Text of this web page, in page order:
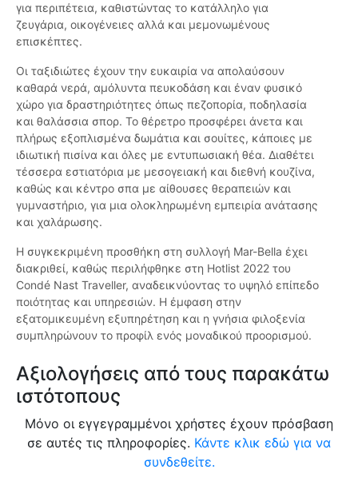
για περιπέτεια, καθιστώντας το κατάλληλο για
ζευγάρια, οικογένειες αλλά και μεμονωμένους
επισκέπτες.
Οι ταξιδιώτες έχουν την ευκαιρία να απολαύσουν
καθαρά νερά, αμόλυντα πευκοδάση και έναν φυσικό
χώρο για δραστηριότητες όπως πεζοπορία, ποδηλασία
και θαλάσσια σπορ. Το θέρετρο προσφέρει άνετα και
πλήρως εξοπλισμένα δωμάτια και σουίτες, κάποιες με
ιδιωτική πισίνα και όλες με εντυπωσιακή θέα. Διαθέτει
τέσσερα εστιατόρια με μεσογειακή και διεθνή κουζίνα,
καθώς και κέντρο σπα με αίθουσες θεραπειών και
γυμναστήριο, για μια ολοκληρωμένη εμπειρία ανάτασης
και χαλάρωσης.
Η συγκεκριμένη προσθήκη στη συλλογή Mar-Bella έχει
διακριθεί, καθώς περιλήφθηκε στη Hotlist 2022 του
Condé Nast Traveller, αναδεικνύοντας το υψηλό επίπεδο
ποιότητας και υπηρεσιών. Η έμφαση στην
εξατομικευμένη εξυπηρέτηση και η γνήσια φιλοξενία
συμπληρώνουν το προφίλ ενός μοναδικού προορισμού.
Αξιολογήσεις από τους παρακάτω
ιστότοπους
Μόνο οι εγγεγραμμένοι χρήστες έχουν πρόσβαση
σε αυτές τις πληροφορίες. Κάντε κλικ εδώ για να
συνδεθείτε.